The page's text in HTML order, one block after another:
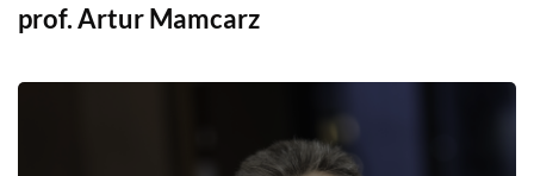
prof. Artur Mamcarz